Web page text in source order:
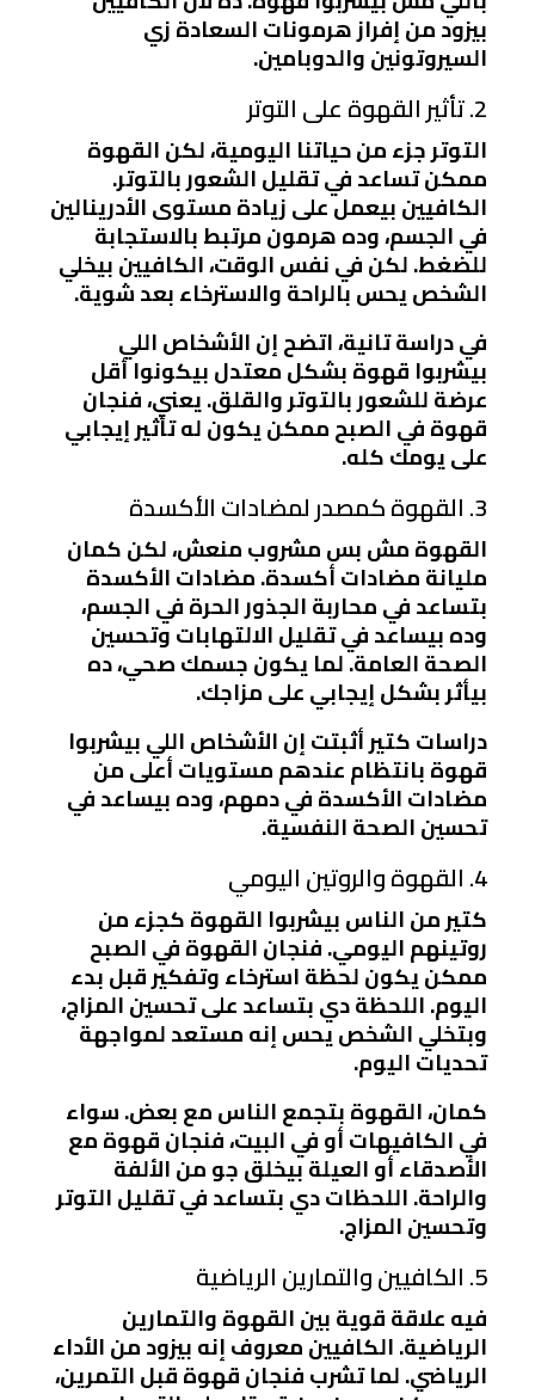
بيزود من إفراز هرمونات السعادة زي
السيروتونين والدوبامين.
2. تأثير القهوة على التوتر
التوتر جزء من حياتنا اليومية، لكن القهوة
ممكن تساعد في تقليل الشعور بالتوتر.
الكافيين بيعمل على زيادة مستوى الأدرينالين
في الجسم، وده هرمون مرتبط بالاستجابة
للضغط. لكن في نفس الوقت، الكافيين بيخلي
الشخص يحس بالراحة والاسترخاء بعد شوية.
في دراسة تانية، اتضح إن الأشخاص اللي
بيشربوا قهوة بشكل معتدل بيكونوا أقل
عرضة للشعور بالتوتر والقلق. يعني، فنجان
قهوة في الصبح ممكن يكون له تأثير إيجابي
على يومك كله.
3. القهوة كمصدر لمضادات الأكسدة
القهوة مش بس مشروب منعش، لكن كمان
مليانة مضادات أكسدة. مضادات الأكسدة
بتساعد في محاربة الجذور الحرة في الجسم،
وده بيساعد في تقليل الالتهابات وتحسين
الصحة العامة. لما يكون جسمك صحي، ده
بيأثر بشكل إيجابي على مزاجك.
دراسات كتير أثبتت إن الأشخاص اللي بيشربوا
قهوة بانتظام عندهم مستويات أعلى من
مضادات الأكسدة في دمهم، وده بيساعد في
تحسين الصحة النفسية.
4. القهوة والروتين اليومي
كتير من الناس بيشربوا القهوة كجزء من
روتينهم اليومي. فنجان القهوة في الصبح
ممكن يكون لحظة استرخاء وتفكير قبل بدء
اليوم. اللحظة دي بتساعد على تحسين المزاج،
وبتخلي الشخص يحس إنه مستعد لمواجهة
تحديات اليوم.
كمان، القهوة بتجمع الناس مع بعض. سواء
في الكافيهات أو في البيت، فنجان قهوة مع
الأصدقاء أو العيلة بيخلق جو من الألفة
والراحة. اللحظات دي بتساعد في تقليل التوتر
وتحسين المزاج.
5. الكافيين والتمارين الرياضية
فيه علاقة قوية بين القهوة والتمارين
الرياضية. الكافيين معروف إنه بيزود من الأداء
الرياضي. لما تشرب فنجان قهوة قبل التمرين،